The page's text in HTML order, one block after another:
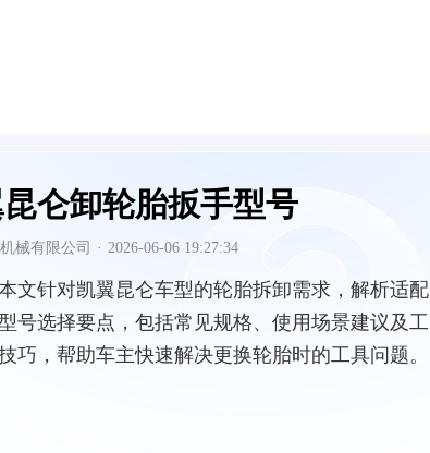
仑卸轮胎扳手型号
械有限公司 · 2026-06-06 19:27:34
文针对凯翼昆仑车型的轮胎拆卸需求，解析适配
号选择要点，包括常见规格、使用场景建议及工
巧，帮助车主快速解决更换轮胎时的工具问题。